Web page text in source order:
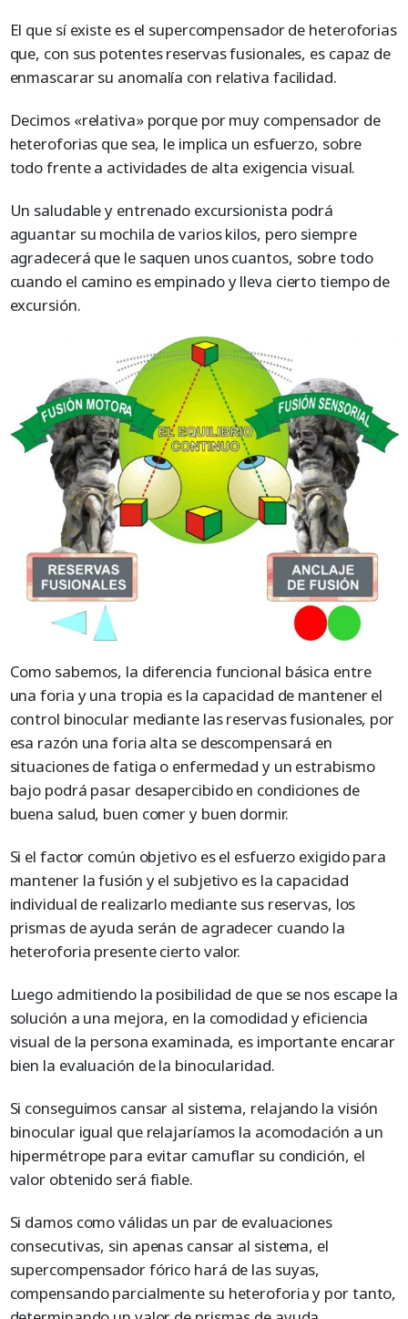
El que sí existe es el supercompensador de heteroforias
que, con sus potentes reservas fusionales, es capaz de
enmascarar su anomalía con relativa facilidad.
Decimos «relativa» porque por muy compensador de
heteroforias que sea, le implica un esfuerzo, sobre
todo frente a actividades de alta exigencia visual.
Un saludable y entrenado excursionista podrá
aguantar su mochila de varios kilos, pero siempre
agradecerá que le saquen unos cuantos, sobre todo
cuando el camino es empinado y lleva cierto tiempo de
excursión.
Como sabemos, la diferencia funcional básica entre
una foria y una tropia es la capacidad de mantener el
control binocular mediante las reservas fusionales, por
esa razón una foria alta se descompensará en
situaciones de fatiga o enfermedad y un estrabismo
bajo podrá pasar desapercibido en condiciones de
buena salud, buen comer y buen dormir.
Si el factor común objetivo es el esfuerzo exigido para
mantener la fusión y el subjetivo es la capacidad
individual de realizarlo mediante sus reservas, los
prismas de ayuda serán de agradecer cuando la
heteroforia presente cierto valor.
Luego admitiendo la posibilidad de que se nos escape la
solución a una mejora, en la comodidad y eficiencia
visual de la persona examinada, es importante encarar
bien la evaluación de la binocularidad.
Si conseguimos cansar al sistema, relajando la visión
binocular igual que relajaríamos la acomodación a un
hipermétrope para evitar camuflar su condición, el
valor obtenido será fiable.
Si damos como válidas un par de evaluaciones
consecutivas, sin apenas cansar al sistema, el
supercompensador fórico hará de las suyas,
compensando parcialmente su heteroforia y por tanto,